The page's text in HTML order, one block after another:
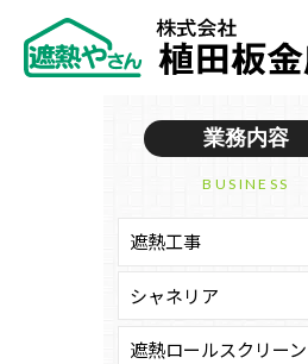
業務内容
BUSINESS
遮熱工事
シャネリア
遮熱ロールスクリーン